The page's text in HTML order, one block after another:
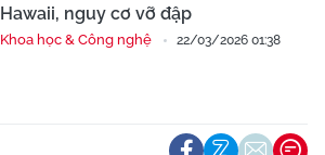
Hawaii, nguy cơ vỡ đập
Khoa học & Công nghệ 22/03/2026 01:38